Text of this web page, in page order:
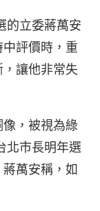
的立委蔣萬安
評價時，重
讓他非常失
，被視為綠
北市長明年選
萬安稱，如